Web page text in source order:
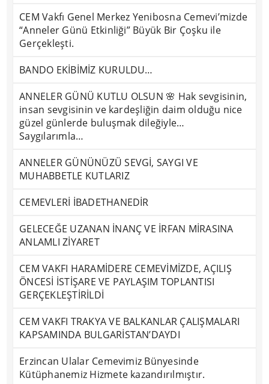
CEM Vakfı Genel Merkez Yenibosna Cemevi’mizde
“Anneler Günü Etkinliği” Büyük Bir Çoşku ile
Gerçekleşti.
BANDO EKİBİMİZ KURULDU…
ANNELER GÜNÜ KUTLU OLSUN 🌸 Hak sevgisinin,
insan sevgisinin ve kardeşliğin daim olduğu nice
güzel günlerde buluşmak dileğiyle…
Saygılarımla…
ANNELER GÜNÜNÜZÜ SEVGİ, SAYGI VE
MUHABBETLE KUTLARIZ
CEMEVLERİ İBADETHANEDİR
GELECEĞE UZANAN İNANÇ VE İRFAN MİRASINA
ANLAMLI ZİYARET
CEM VAKFI HARAMİDERE CEMEVİMİZDE, AÇILIŞ
ÖNCESİ İSTİŞARE VE PAYLAŞIM TOPLANTISI
GERÇEKLEŞTİRİLDİ
CEM VAKFI TRAKYA VE BALKANLAR ÇALIŞMALARI
KAPSAMINDA BULGARİSTAN’DAYDI
Erzincan Ulalar Cemevimiz Bünyesinde
Kütüphanemiz Hizmete kazandırılmıştır.